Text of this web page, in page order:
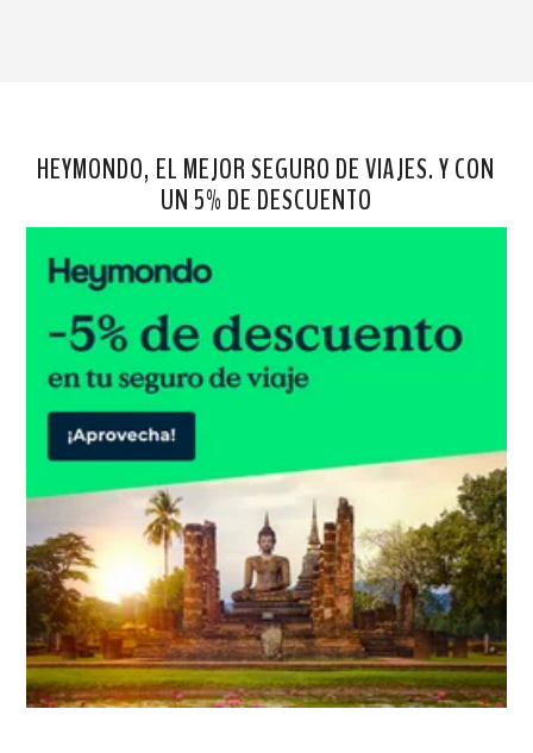
HEYMONDO, EL MEJOR SEGURO DE VIAJES. Y CON
UN 5% DE DESCUENTO